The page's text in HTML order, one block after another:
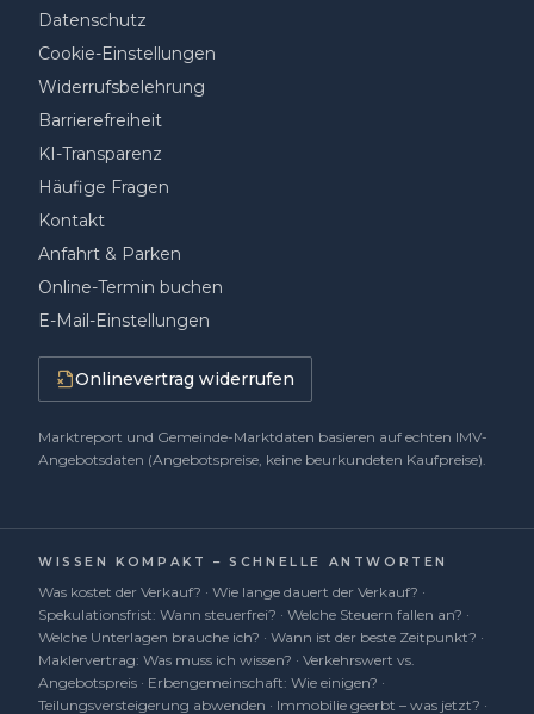
Datenschutz
Cookie-Einstellungen
Widerrufsbelehrung
Barrierefreiheit
KI-Transparenz
Häufige Fragen
Kontakt
Anfahrt & Parken
Online-Termin buchen
E-Mail-Einstellungen
Onlinevertrag widerrufen
Marktreport und Gemeinde-Marktdaten basieren auf echten IMV-
Angebotsdaten (Angebotspreise, keine beurkundeten Kaufpreise).
WISSEN KOMPAKT – SCHNELLE ANTWORTEN
Was kostet der Verkauf? · Wie lange dauert der Verkauf? ·
Spekulationsfrist: Wann steuerfrei? · Welche Steuern fallen an? ·
Welche Unterlagen brauche ich? · Wann ist der beste Zeitpunkt? ·
Maklervertrag: Was muss ich wissen? · Verkehrswert vs.
Angebotspreis · Erbengemeinschaft: Wie einigen? ·
Teilungsversteigerung abwenden · Immobilie geerbt – was jetzt? ·